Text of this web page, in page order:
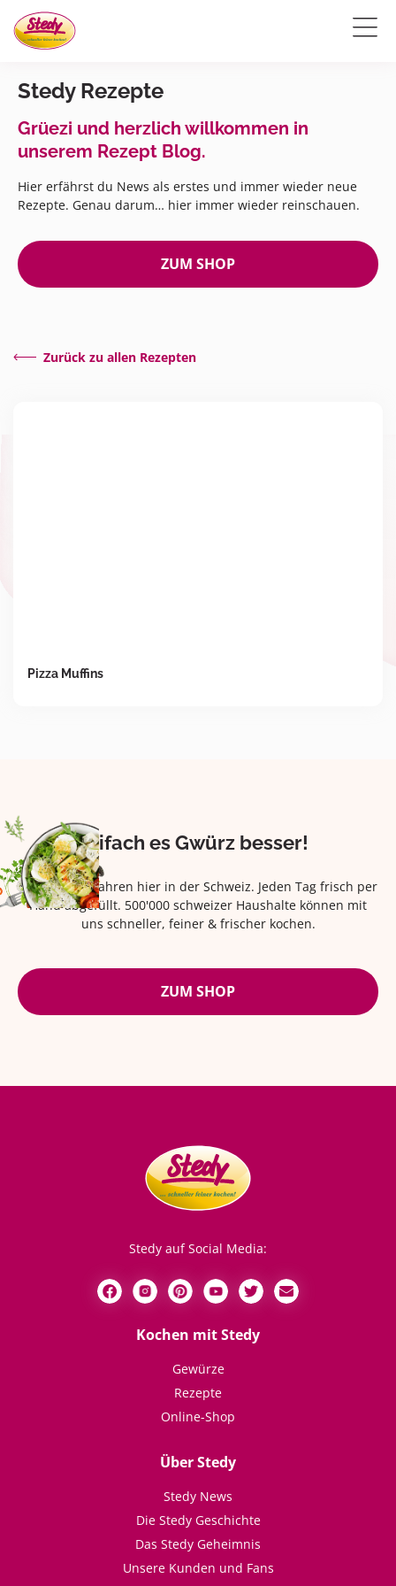
Stedy Rezepte
Grüezi und herzlich willkommen in
unserem Rezept Blog.
Hier erfährst du News als erstes und immer wieder neue
Rezepte. Genau darum… hier immer wieder reinschauen.
ZUM SHOP
Zurück zu allen Rezepten
Pizza Muffins
Eifach es Gwürz besser!
Seit über 42 Jahren hier in der Schweiz. Jeden Tag frisch per
Hand abgefüllt. 500'000 schweizer Haushalte können mit
uns schneller, feiner & frischer kochen.
ZUM SHOP
Stedy auf Social Media:
Kochen mit Stedy
Gewürze
Rezepte
Online-Shop
Über Stedy
Stedy News
Die Stedy Geschichte
Das Stedy Geheimnis
Unsere Kunden und Fans